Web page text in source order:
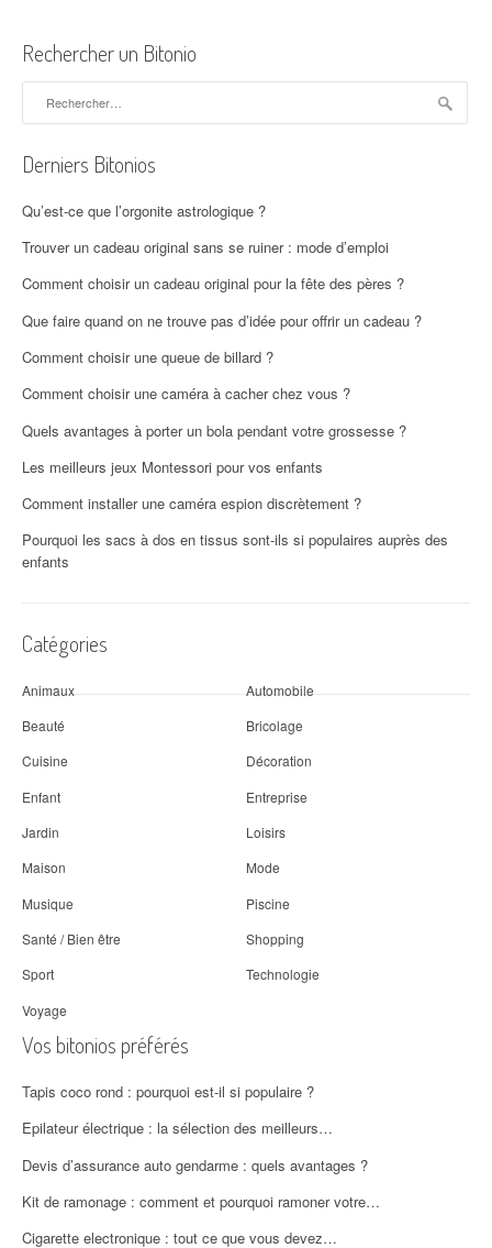
Rechercher un Bitonio
Derniers Bitonios
Qu’est-ce que l’orgonite astrologique ?
Trouver un cadeau original sans se ruiner : mode d’emploi
Comment choisir un cadeau original pour la fête des pères ?
Que faire quand on ne trouve pas d’idée pour offrir un cadeau ?
Comment choisir une queue de billard ?
Comment choisir une caméra à cacher chez vous ?
Quels avantages à porter un bola pendant votre grossesse ?
Les meilleurs jeux Montessori pour vos enfants
Comment installer une caméra espion discrètement ?
Pourquoi les sacs à dos en tissus sont-ils si populaires auprès des
enfants
Catégories
Animaux
Automobile
Beauté
Bricolage
Cuisine
Décoration
Enfant
Entreprise
Jardin
Loisirs
Maison
Mode
Musique
Piscine
Santé / Bien être
Shopping
Sport
Technologie
Voyage
Vos bitonios préférés
Tapis coco rond : pourquoi est-il si populaire ?
Epilateur électrique : la sélection des meilleurs…
Devis d’assurance auto gendarme : quels avantages ?
Kit de ramonage : comment et pourquoi ramoner votre…
Cigarette electronique : tout ce que vous devez…